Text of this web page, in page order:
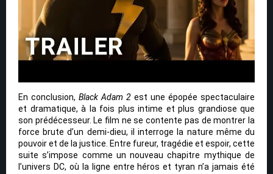
En conclusion, Black Adam 2 est une épopée spectaculaire
et dramatique, à la fois plus intime et plus grandiose que
son prédécesseur. Le film ne se contente pas de montrer la
force brute d’un demi-dieu, il interroge la nature même du
pouvoir et de la justice. Entre fureur, tragédie et espoir, cette
suite s’impose comme un nouveau chapitre mythique de
l’univers DC, où la ligne entre héros et tyran n’a jamais été